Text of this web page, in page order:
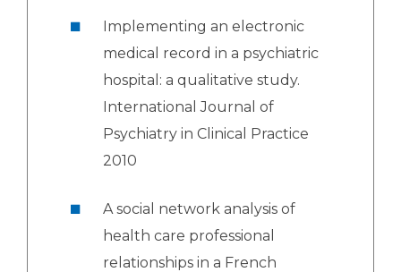
Implementing an electronic
medical record in a psychiatric
hospital: a qualitative study.
International Journal of
Psychiatry in Clinical Practice
2010
A social network analysis of
health care professional
relationships in a French